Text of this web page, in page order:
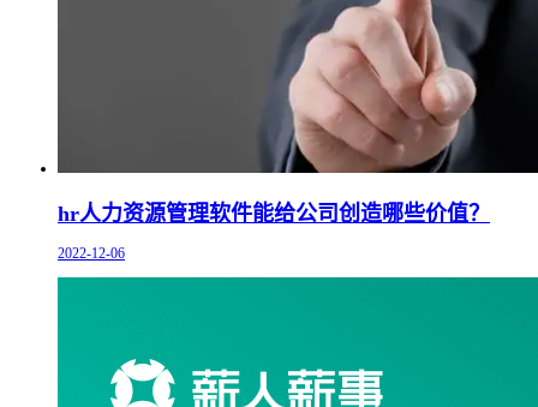
hr人力资源管理软件能给公司创造哪些价值？
2022-12-06